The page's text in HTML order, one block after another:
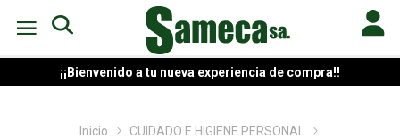
¡¡Bienvenido a tu nueva experiencia de compra!!
Inicio
CUIDADO E HIGIENE PERSONAL